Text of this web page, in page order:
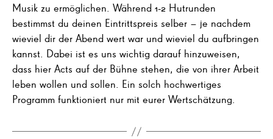
Musik zu ermöglichen. Während 1-2 Hutrunden
bestimmst du deinen Eintrittspreis selber – je nachdem
wieviel dir der Abend wert war und wieviel du aufbringen
kannst. Dabei ist es uns wichtig darauf hinzuweisen,
dass hier Acts auf der Bühne stehen, die von ihrer Arbeit
leben wollen und sollen. Ein solch hochwertiges
Programm funktioniert nur mit eurer Wertschätzung.